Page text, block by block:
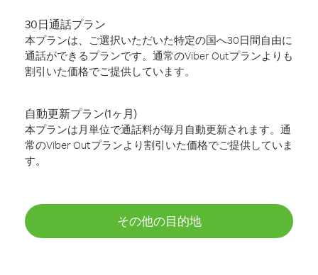
30日通話プラン
本プランは、ご選択いただいた特定の国へ30日間自由に
通話ができるプランです。通常のViber Outプランよりも
割引いた価格でご提供しています。
自動更新プラン(1ヶ月)
本プランは月単位で通話料が毎月自動更新されます。通
常のViber Outプランより割引いた価格でご提供していま
す。
その他の目的地